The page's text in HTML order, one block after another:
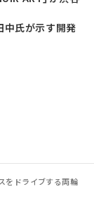
中氏が示す開発
をドライブする両輪